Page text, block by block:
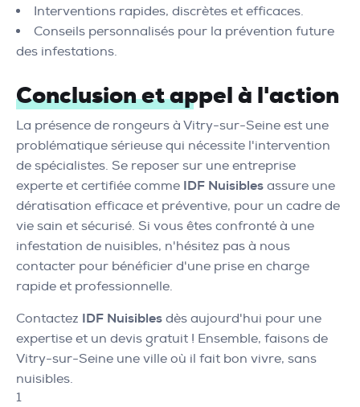
Interventions rapides, discrètes et efficaces.
Conseils personnalisés pour la prévention future
des infestations.
Conclusion et appel à l'action
La présence de rongeurs à Vitry-sur-Seine est une
problématique sérieuse qui nécessite l'intervention
de spécialistes. Se reposer sur une entreprise
experte et certifiée comme IDF Nuisibles assure une
dératisation efficace et préventive, pour un cadre de
vie sain et sécurisé. Si vous êtes confronté à une
infestation de nuisibles, n'hésitez pas à nous
contacter pour bénéficier d'une prise en charge
rapide et professionnelle.
Contactez IDF Nuisibles dès aujourd'hui pour une
expertise et un devis gratuit ! Ensemble, faisons de
Vitry-sur-Seine une ville où il fait bon vivre, sans
nuisibles.
1